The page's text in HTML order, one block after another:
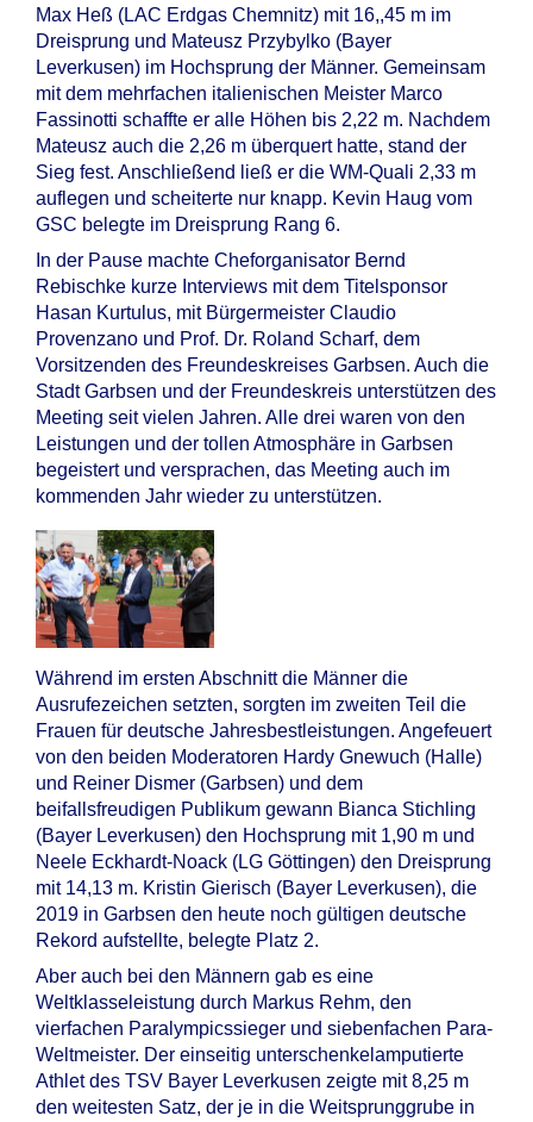
Max Heß (LAC Erdgas Chemnitz) mit 16,,45 m im
Dreisprung und Mateusz Przybylko (Bayer
Leverkusen) im Hochsprung der Männer. Gemeinsam
mit dem mehrfachen italienischen Meister Marco
Fassinotti schaffte er alle Höhen bis 2,22 m. Nachdem
Mateusz auch die 2,26 m überquert hatte, stand der
Sieg fest. Anschließend ließ er die WM-Quali 2,33 m
auflegen und scheiterte nur knapp. Kevin Haug vom
GSC belegte im Dreisprung Rang 6.
In der Pause machte Cheforganisator Bernd
Rebischke kurze Interviews mit dem Titelsponsor
Hasan Kurtulus, mit Bürgermeister Claudio
Provenzano und Prof. Dr. Roland Scharf, dem
Vorsitzenden des Freundeskreises Garbsen. Auch die
Stadt Garbsen und der Freundeskreis unterstützen des
Meeting seit vielen Jahren. Alle drei waren von den
Leistungen und der tollen Atmosphäre in Garbsen
begeistert und versprachen, das Meeting auch im
kommenden Jahr wieder zu unterstützen.
Während im ersten Abschnitt die Männer die
Ausrufezeichen setzten, sorgten im zweiten Teil die
Frauen für deutsche Jahresbestleistungen. Angefeuert
von den beiden Moderatoren Hardy Gnewuch (Halle)
und Reiner Dismer (Garbsen) und dem
beifallsfreudigen Publikum gewann Bianca Stichling
(Bayer Leverkusen) den Hochsprung mit 1,90 m und
Neele Eckhardt-Noack (LG Göttingen) den Dreisprung
mit 14,13 m. Kristin Gierisch (Bayer Leverkusen), die
2019 in Garbsen den heute noch gültigen deutsche
Rekord aufstellte, belegte Platz 2.
Aber auch bei den Männern gab es eine
Weltklasseleistung durch Markus Rehm, den
vierfachen Paralympicssieger und siebenfachen Para-
Weltmeister. Der einseitig unterschenkelamputierte
Athlet des TSV Bayer Leverkusen zeigte mit 8,25 m
den weitesten Satz, der je in die Weitsprunggrube in